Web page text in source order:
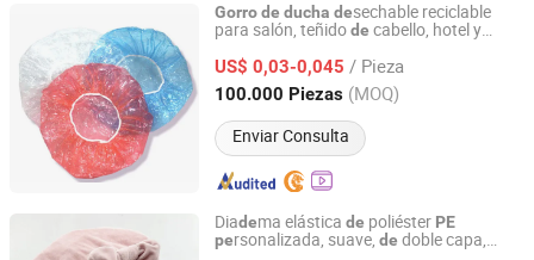
Gorrode ducha desechable reciclable
para salón, teñidode cabello, hotel y
US$ 0,03-0,045 / Pieza
100.000 Piezas (MOQ)
Enviar Consulta
Xiantao Generalcare Protection Products Co., Ltd.
Hubei, China Desde 2024
Diadema elástica de poliéster PE
personalizada, suave, de doble capa,
Ningbo Ever Beauty Co., Ltd